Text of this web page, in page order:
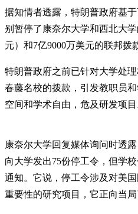
据知情者透露，特朗普政府基
别暂停了康奈尔大学和西北大
元）和7亿9000万美元的联邦拨
特朗普政府之前已针对大学处
春藤名校的拨款，引发教职员
空间和学术自由，危及研发项目
康奈尔大学回复媒体询问时透
向大学发出75份停工令，但学
通知。它说，停工令涉及对美
重要性的研究项目，它正向当局